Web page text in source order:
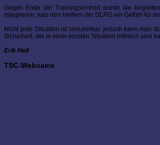
Gegen Ende der Trainingseinheit wurde die
integrieren, was den Helfern der DLRG ein Gefühl für
Nicht jede Situation ist simulierbar, jedoch kann man
Sicherheit, der in einer ernsten Situation hilfreich sein
Erik Heil
TSC-Webcams